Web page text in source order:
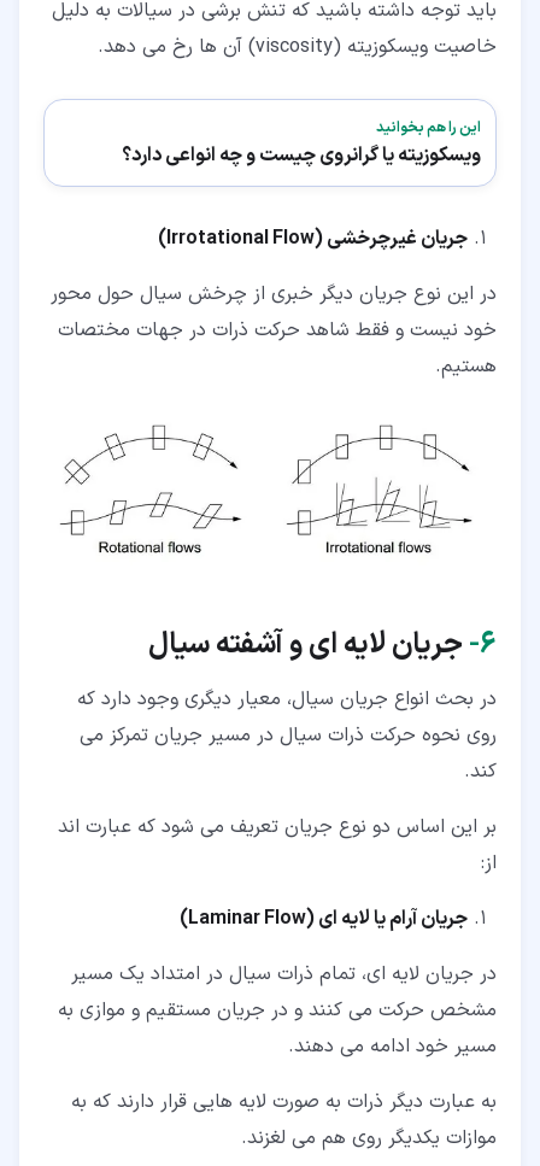
باید توجه داشته باشید که تنش برشی در سیالات به دلیل
خاصیت ویسکوزیته (viscosity) آن ها رخ می دهد.
این را هم بخوانید
ویسکوزیته یا گرانروی چیست و چه انواعی دارد؟
جریان غیرچرخشی (Irrotational Flow
)
در این نوع جریان دیگر خبری از چرخش سیال حول محور
خود نیست و فقط شاهد حرکت ذرات در جهات مختصات
هستیم.
۶‏- جریان لایه ای و آشفته سیال
در بحث انواع جریان سیال، معیار دیگری وجود دارد که
روی نحوه حرکت ذرات سیال در مسیر جریان تمرکز می
کند.
بر این اساس دو نوع جریان تعریف می شود که عبارت اند
از:
جریان آرام یا لایه ای (Laminar Flow
)
در جریان لایه ای، تمام ذرات سیال در امتداد یک مسیر
مشخص حرکت می کنند و در جریان مستقیم و موازی به
مسیر خود ادامه می دهند.
به عبارت دیگر ذرات به صورت لایه هایی قرار دارند که به
موازات یکدیگر روی هم می لغزند.